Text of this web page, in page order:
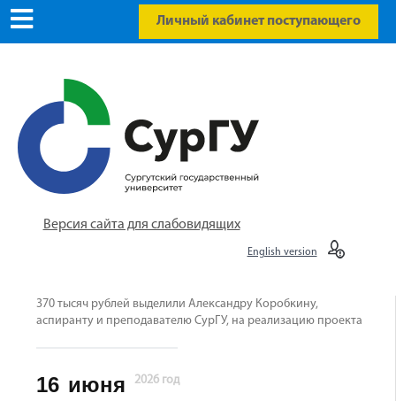
Личный кабинет поступающего
Версия сайта для слабовидящих
English version
370 тысяч рублей выделили Александру Коробкину,
аспиранту и преподавателю СурГУ, на реализацию проекта
16 июня 2026 год